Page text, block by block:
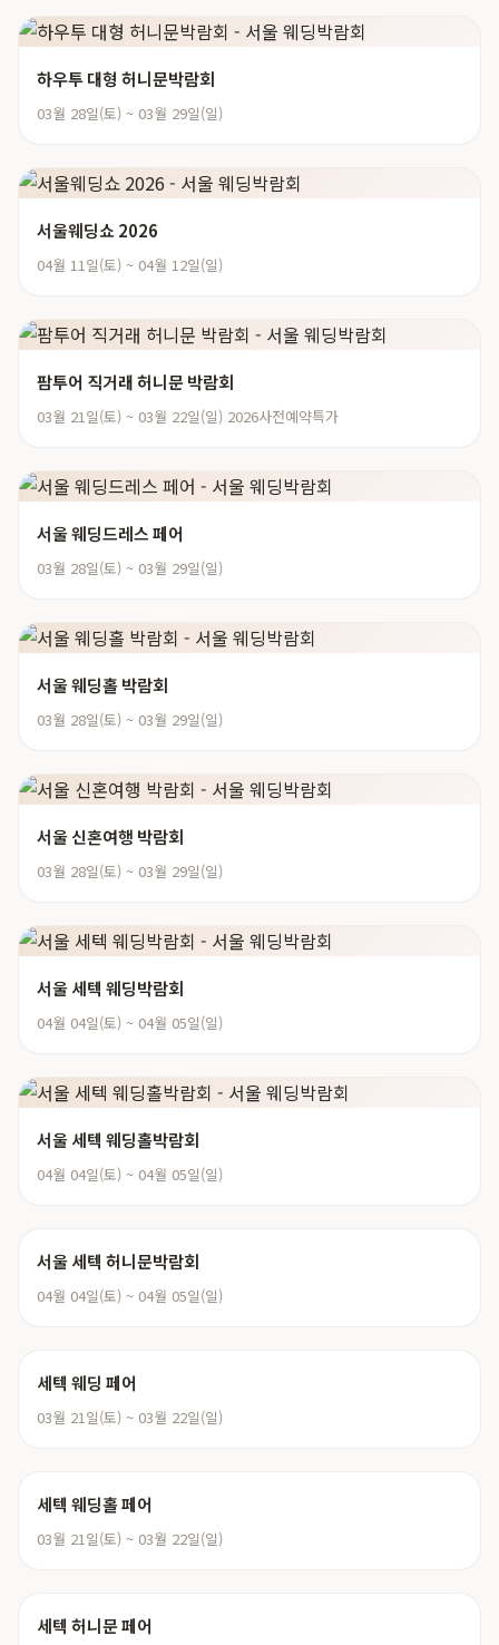
하우투 대형 허니문박람회
03월 28일(토) ~ 03월 29일(일)
서울웨딩쇼 2026
04월 11일(토) ~ 04월 12일(일)
팜투어 직거래 허니문 박람회
03월 21일(토) ~ 03월 22일(일) 2026사전예약특가
서울 웨딩드레스 페어
03월 28일(토) ~ 03월 29일(일)
서울 웨딩홀 박람회
03월 28일(토) ~ 03월 29일(일)
서울 신혼여행 박람회
03월 28일(토) ~ 03월 29일(일)
서울 세텍 웨딩박람회
04월 04일(토) ~ 04월 05일(일)
서울 세텍 웨딩홀박람회
04월 04일(토) ~ 04월 05일(일)
서울 세텍 허니문박람회
04월 04일(토) ~ 04월 05일(일)
세텍 웨딩 페어
03월 21일(토) ~ 03월 22일(일)
세텍 웨딩홀 페어
03월 21일(토) ~ 03월 22일(일)
세텍 허니문 페어